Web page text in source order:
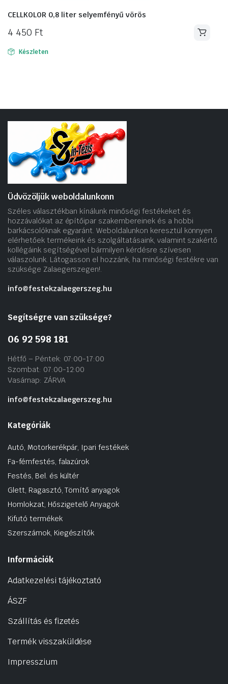
CELLKOLOR 0,8 liter selyemfényű vörös
4 450 Ft
Készleten
Üdvözöljük weboldalunkonn
Széles választékban kínálunk minőségi festékeket és
hozzávalókat az építőipar szakembereinek és a hobbi
barkácsolóknak egyaránt. Weboldalunkon keresztül könnyen
elérhetőek termékeink és szolgáltatásaink, valamint szakértő
kollégáink segítségével bármilyen kérdésre szívesen
válaszolunk. Látogasson el hozzánk, ha minőségi festékre van
szüksége Zalaegerszegen!.
info@festekzalaegerszeg.hu
Segítségre van szüksége?
06 92 598 181
Hétfő – Péntek: 07:00-17:00
Szombat: 07:00-12:00
Vasárnap: ZÁRVA
info@festekzalaegerszeg.hu
Kategóriák
Autó, Motorkerékpár, Ipari festékek
Fa-fémfestés, falazúrok
Festés, Bel. és kültér
Glett, Ragasztó, Tömítő anyagok
Homlokzat, Hőszigetelő Anyagok
Kifutó termékek
Szerszámok, Kiegészítők
Információk
Adatkezelési tájékoztató
ÁSZF
Szállítás és fizetés
Termék visszaküldése
Impresszium